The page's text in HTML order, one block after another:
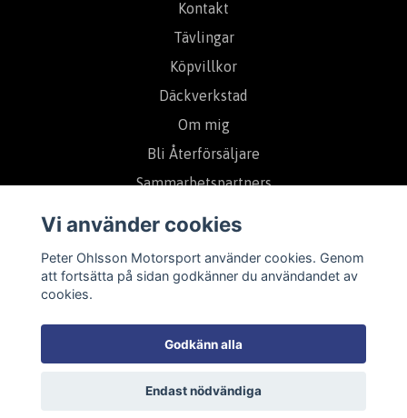
Kontakt
Tävlingar
Köpvillkor
Däckverkstad
Om mig
Bli Återförsäljare
Sammarbetspartners
Prenumerera på vårt nyhetsbrev
© 2026 Peter Ohlsson Motorsport
Vi använder cookies
Peter Ohlsson Motorsport använder cookies. Genom
att fortsätta på sidan godkänner du användandet av
cookies.
Godkänn alla
Endast nödvändiga